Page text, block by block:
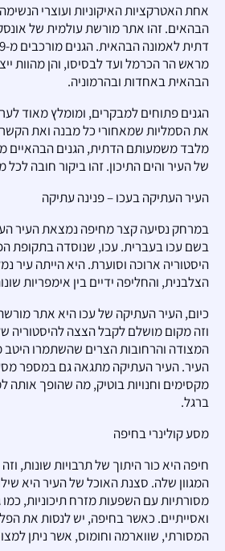
אחת האטרקציות האיקוניות ועוצרי
הבהאים. זהו אתר מורשת עולמית של
מראש הר הכרמל ועד לבסיסו, והן מהוות
הבהאית באחדות ובהרמוניה.
הגנים פתוחים למבקרים, ומומלץ מאוד
את הסמליות שמאחורי כל מבנה ואת
מלבד משמעותם הדתית, הגנים הבהאיים
של העיר והים התיכון. זהו ביקור חובה לכל
העיר העתיקה בעכו – פנינה עתיקה
במרחק נסיעה קצר מחיפה נמצאת העיר
בשם עכו בעברית. עכו, שנוסדה בתקופת
היסטוריה ארוכה וסוערת. היא הייתה עיר
הצלבנית, והחליפה ידיים בין אימפריות
כיום, העיר העתיקה של עכו היא אתר
וזה מקום מושלם לקבל הצצה להיסטוריה
המצודה והרחובות הצרים שהשתמרו
העיר. העיר העתיקה מתגאה גם במספר
מקסימים וחנויות בוטיק, מה שהופך אותה
ברגל.
מסע קולינרי בחיפה
חיפה היא כור היתוך של תרבויות שונות,
המגוון שלה. סצנת האוכל של העיר היא
מסורתיות עם השפעות מזרח תיכוניות,
ואסייתיים. כאשר בחיפה, יש לנסות את
המסורתי, שווארמה וחומוס, אשר ניתן